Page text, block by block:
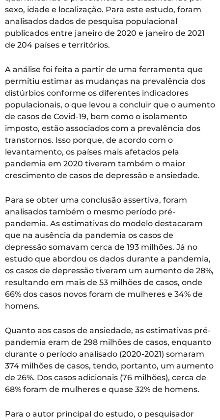
sexo, idade e localização. Para este estudo, foram
analisados dados de pesquisa populacional
publicados entre janeiro de 2020 e janeiro de 2021
de 204 países e territórios.
A análise foi feita a partir de uma ferramenta que
permitiu estimar as mudanças na prevalência dos
distúrbios conforme os diferentes indicadores
populacionais, o que levou a concluir que o aumento
de casos de Covid-19, bem como o isolamento
imposto, estão associados com a prevalência dos
transtornos. Isso porque, de acordo com o
levantamento, os países mais afetados pela
pandemia em 2020 tiveram também o maior
crescimento de casos de depressão e ansiedade.
Para se obter uma conclusão assertiva, foram
analisados também o mesmo período pré-
pandemia. As estimativas do modelo destacaram
que na ausência da pandemia os casos de
depressão somavam cerca de 193 milhões. Já no
estudo que abordou os dados durante a pandemia,
os casos de depressão tiveram um aumento de 28%,
resultando em mais de 53 milhões de casos, onde
66% dos casos novos foram de mulheres e 34% de
homens.
Quanto aos casos de ansiedade, as estimativas pré-
pandemia eram de 298 milhões de casos, enquanto
durante o período analisado (2020-2021) somaram
374 milhões de casos, tendo, portanto, um aumento
de 26%. Dos casos adicionais (76 milhões), cerca de
68% foram de mulheres e quase 32% de homens.
Para o autor principal do estudo, o pesquisador